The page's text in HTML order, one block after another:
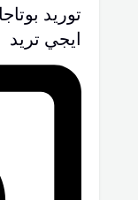
ايجي تريد